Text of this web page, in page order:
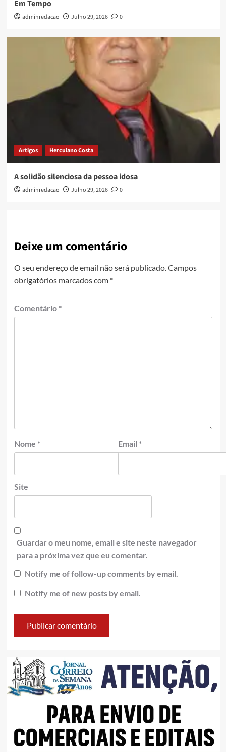
Em Tempo
adminredacao Julho 29, 2026 0
Artigos Herculano Costa
A solidão silenciosa da pessoa idosa
adminredacao Julho 29, 2026 0
Deixe um comentário
O seu endereço de email não será publicado. Campos
obrigatórios marcados com *
Comentário *
Nome * Email *
Site
Guardar o meu nome, email e site neste navegador
para a próxima vez que eu comentar.
Notify me of follow-up comments by email.
Notify me of new posts by email.